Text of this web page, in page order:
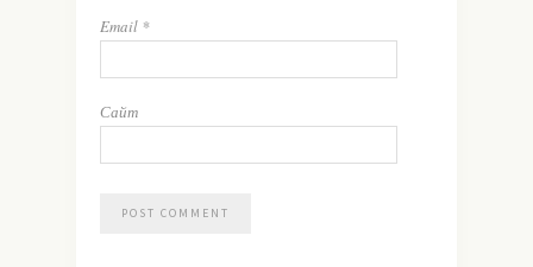
Email *
Сайт